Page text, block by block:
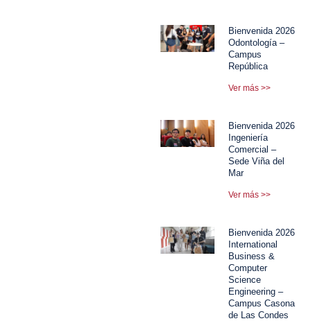
Bienvenida 2026
Odontología –
Campus
República
Ver más >>
Bienvenida 2026
Ingeniería
Comercial –
Sede Viña del
Mar
Ver más >>
Bienvenida 2026
International
Business &
Computer
Science
Engineering –
Campus Casona
de Las Condes